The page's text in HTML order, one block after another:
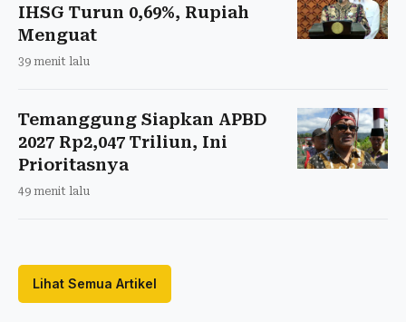
IHSG Turun 0,69%, Rupiah
Menguat
39 menit lalu
Temanggung Siapkan APBD
2027 Rp2,047 Triliun, Ini
Prioritasnya
49 menit lalu
Lihat Semua Artikel